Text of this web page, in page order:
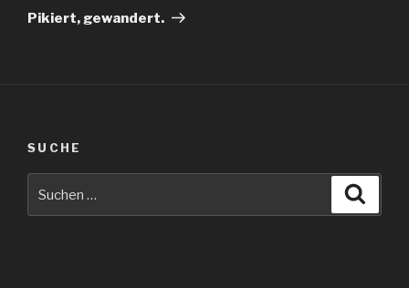
Beitrag
Pikiert, gewandert.
SUCHE
nach: